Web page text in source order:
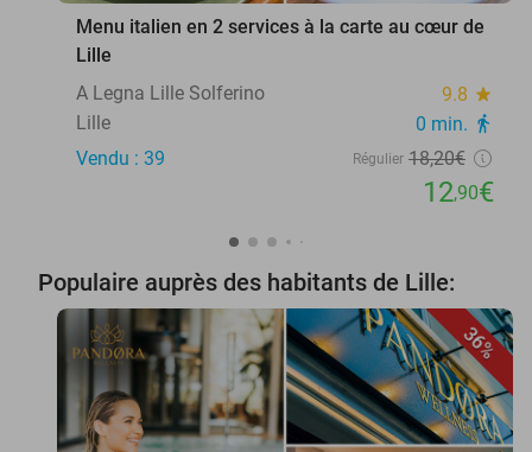
Menu italien en 2 services à la carte au cœur de
Lille
A Legna Lille Solferino
9.8 star
Lille 0 min. directions_walk
Vendu : 39 Régulier 18,20€
12,90€
Populaire auprès des habitants de Lille:
36%